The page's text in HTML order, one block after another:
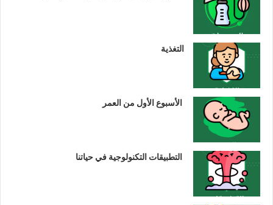
التغذية
الأسبوع الأول من العمر
التطبيقات التكنولوجية في حياتنا